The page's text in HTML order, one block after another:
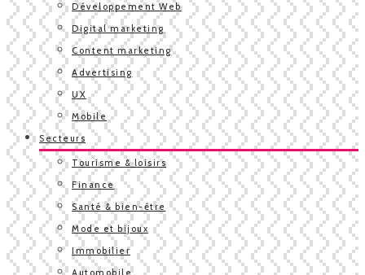
Développement Web
Digital marketing
Content marketing
Advertising
UX
Mobile
Secteurs
Tourisme & loisirs
Finance
Santé & bien-être
Mode et bijoux
Immobilier
Automobile